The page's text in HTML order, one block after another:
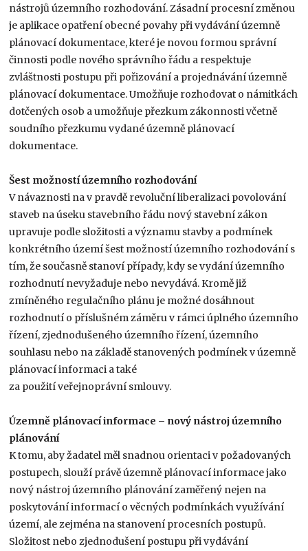
nástrojů územního rozhodování. Zásadní procesní změnou
je aplikace opatření obecné povahy při vydávání územně
plánovací dokumentace, které je novou formou správní
činnosti podle nového správního řádu a respektuje
zvláštnosti postupu při pořizování a projednávání územně
plánovací dokumentace. Umožňuje rozhodovat o námitkách
dotčených osob a umožňuje přezkum zákonnosti včetně
soudního přezkumu vydané územně plánovací
dokumentace.
Šest možností územního rozhodování
V návaznosti na v pravdě revoluční liberalizaci povolování
staveb na úseku stavebního řádu nový stavební zákon
upravuje podle složitosti a významu stavby a podmínek
konkrétního území šest možností územního rozhodování s
tím, že současně stanoví případy, kdy se vydání územního
rozhodnutí nevyžaduje nebo nevydává. Kromě již
zmíněného regulačního plánu je možné dosáhnout
rozhodnutí o příslušném záměru v rámci úplného územního
řízení, zjednodušeného územního řízení, územního
souhlasu nebo na základě stanovených podmínek v územně
plánovací informaci a také
za použití veřejnoprávní smlouvy.
Územně plánovací informace – nový nástroj územního
plánování
K tomu, aby žadatel měl snadnou orientaci v požadovaných
postupech, slouží právě územně plánovací informace jako
nový nástroj územního plánování zaměřený nejen na
poskytování informací o věcných podmínkách využívání
území, ale zejména na stanovení procesních postupů.
Složitost nebo zjednodušení postupu při vydávání